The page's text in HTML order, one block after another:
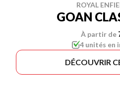
ROYAL
GOAN
À partir de
4 unités en
DÉCOUVRIR